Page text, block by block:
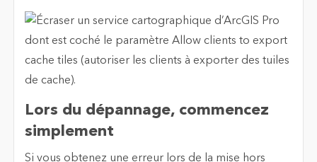
Lors du dépannage, commencez
simplement
Si vous obtenez une erreur lors de la mise hors